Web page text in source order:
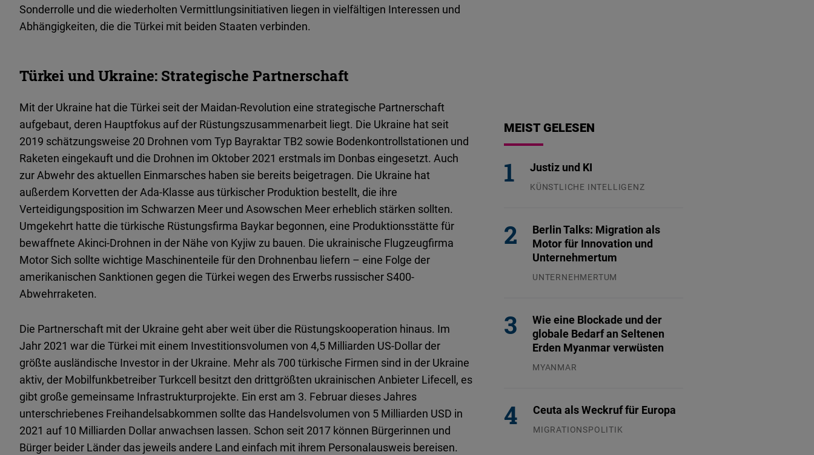
Sonderrolle und die wiederholten Vermittlungsinitiativen liegen in vielfältigen Interessen und
Abhängigkeiten, die die Türkei mit beiden Staaten verbinden.
Türkei und Ukraine: Strategische Partnerschaft
Mit der Ukraine hat die Türkei seit der Maidan-Revolution eine strategische Partnerschaft
aufgebaut, deren Hauptfokus auf der Rüstungszusammenarbeit liegt. Die Ukraine hat seit
2019 schätzungsweise 20 Drohnen vom Typ Bayraktar TB2 sowie Bodenkontrollstationen und
Raketen eingekauft und die Drohnen im Oktober 2021 erstmals im Donbas eingesetzt. Auch
zur Abwehr des aktuellen Einmarsches haben sie bereits beigetragen. Die Ukraine hat
außerdem Korvetten der Ada-Klasse aus türkischer Produktion bestellt, die ihre
Verteidigungsposition im Schwarzen Meer und Asowschen Meer erheblich stärken sollten.
Umgekehrt hatte die türkische Rüstungsfirma Baykar begonnen, eine Produktionsstätte für
bewaffnete Akinci-Drohnen in der Nähe von Kyjiw zu bauen. Die ukrainische Flugzeugfirma
Motor Sich sollte wichtige Maschinenteile für den Drohnenbau liefern – eine Folge der
amerikanischen Sanktionen gegen die Türkei wegen des Erwerbs russischer S400-
Abwehrraketen.
Die Partnerschaft mit der Ukraine geht aber weit über die Rüstungskooperation hinaus. Im
Jahr 2021 war die Türkei mit einem Investitionsvolumen von 4,5 Milliarden US-Dollar der
größte ausländische Investor in der Ukraine. Mehr als 700 türkische Firmen sind in der Ukraine
aktiv, der Mobilfunkbetreiber Turkcell besitzt den drittgrößten ukrainischen Anbieter Lifecell, es
gibt große gemeinsame Infrastrukturprojekte. Ein erst am 3. Februar dieses Jahres
unterschriebenes Freihandelsabkommen sollte das Handelsvolumen von 5 Milliarden USD in
2021 auf 10 Milliarden Dollar anwachsen lassen. Schon seit 2017 können Bürgerinnen und
Bürger beider Länder das jeweils andere Land einfach mit ihrem Personalausweis bereisen.
MEIST GELESEN
Justiz und KI
KÜNSTLICHE INTELLIGENZ
Berlin Talks: Migration als
Motor für Innovation und
Unternehmertum
UNTERNEHMERTUM
Wie eine Blockade und der
globale Bedarf an Seltenen
Erden Myanmar verwüsten
MYANMAR
Ceuta als Weckruf für Europa
MIGRATIONSPOLITIK